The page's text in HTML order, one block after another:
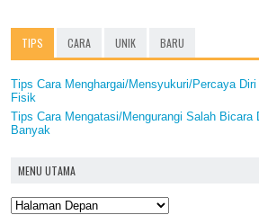
TIPS CARA UNIK BARU
Tips Cara Menghargai/Mensyukuri/Percaya
Fisik
Tips Cara Mengatasi/Mengurangi Salah Bicara
Banyak
MENU UTAMA